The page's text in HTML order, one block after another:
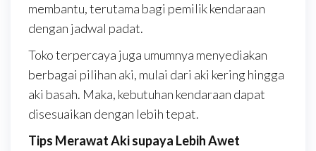
membantu, terutama bagi pemilik kendaraan
dengan jadwal padat.
Toko terpercaya juga umumnya menyediakan
berbagai pilihan aki, mulai dari aki kering hingga
aki basah. Maka, kebutuhan kendaraan dapat
disesuaikan dengan lebih tepat.
Tips Merawat Aki supaya Lebih Awet